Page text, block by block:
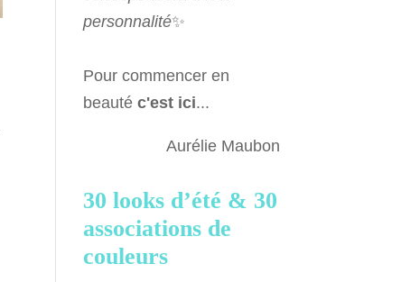
personnalité✨
Pour commencer en
beautéc'est ici...
Aurélie Maubon
30 looks d’été & 30
associations de
couleurs